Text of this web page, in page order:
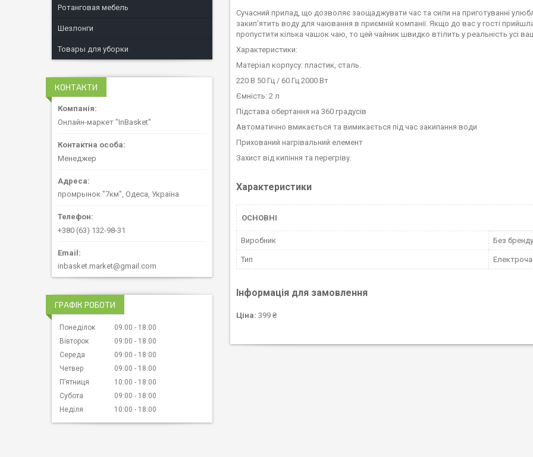
Сучасний прилад, що дозволяє заощаджувати час та сили на приготуванні
закип'ятить воду для чаювання в приємній компанії. Якщо до вас у гості
пропустити кілька чашок чаю, то цей чайник швидко втілить у реальність усі
Характеристики:
Матеріал корпусу: пластик, сталь.
220 В 50 Гц / 60 Гц 2000 Вт
Ємність: 2 л
Підстава обертання на 360 градусів
Автоматично вмикається та вимикається під час закипання води
Прихований нагрівальний елемент
Захист від кипіння та перегріву.
Характеристики
ОСНОВНІ
Виробник Без бренду
Тип
Інформація для замовлення
Ціна: 399 ₴
Ротанговая мебель
Шезлонги
Товары для уборки
КОНТАКТИ
Онлайн-маркет "InBasket"
Менеджер
промрынок "7км", Одеса, Україна
+380 (63) 132-98-31
inbasket.market@gmail.com
ГРАФІК РОБОТИ
Понеділок 09:00
18:00
Вівторок
09:00
18:00
Середа
09:00
18:00
Четвер
09:00
18:00
Пʼятниця
10:00
18:00
Субота
09:00
18:00
Неділя
10:00 18:00